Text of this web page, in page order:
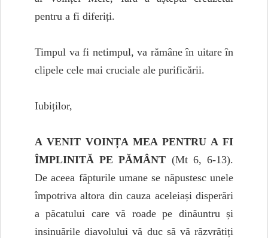
pentru a fi diferiți.
Timpul va fi netimpul, va rămâne în uitare în
clipele cele mai cruciale ale purificării.
Iubiților,
A VENIT VOINȚA MEA PENTRU A FI
ÎMPLINITĂ PE PĂMÂNT (Mt 6, 6-13).
De aceea făpturile umane se năpustesc unele
împotriva altora din cauza aceleiași disperări
a păcatului care vă roade pe dinăuntru și
insinuările diavolului vă duc să vă răzvrătiți